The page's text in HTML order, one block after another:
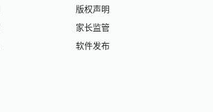
版权声明
家长监管
软件发布